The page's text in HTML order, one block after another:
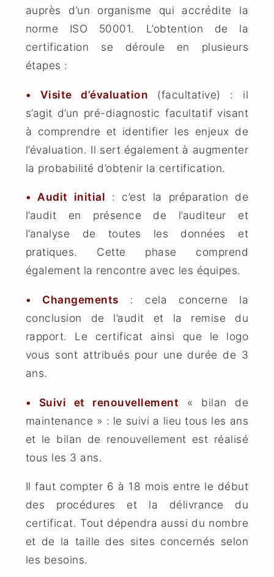
auprès d’un organisme qui accrédite la
norme ISO 50001. L’obtention de la
certification se déroule en plusieurs
étapes :
• Visite d’évaluation (facultative) : il
s’agit d’un pré-diagnostic facultatif visant
à comprendre et identifier les enjeux de
l’évaluation. Il sert également à augmenter
la probabilité d’obtenir la certification.
• Audit initial : c’est la préparation de
l’audit en présence de l’auditeur et
l’analyse de toutes les données et
pratiques. Cette phase comprend
également la rencontre avec les équipes.
• Changements : cela concerne la
conclusion de l’audit et la remise du
rapport. Le certificat ainsi que le logo
vous sont attribués pour une durée de 3
ans.
• Suivi et renouvellement « bilan de
maintenance » : le suivi a lieu tous les ans
et le bilan de renouvellement est réalisé
tous les 3 ans.
Il faut compter 6 à 18 mois entre le début
des procédures et la délivrance du
certificat. Tout dépendra aussi du nombre
et de la taille des sites concernés selon
les besoins.